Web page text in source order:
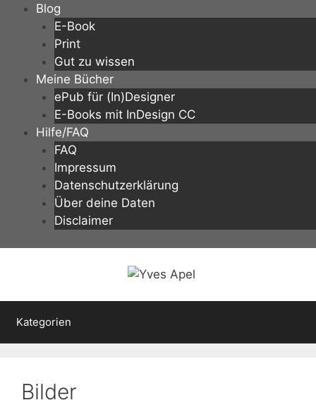
Zum
springen
Blog
E-Book
Print
Gut zu wissen
Meine Bücher
ePub für (In)Designer
E-Books mit InDesign CC
Hilfe/FAQ
FAQ
Impressum
Datenschutzerklärung
Über deine Daten
Disclaimer
Kategorien
Bilder